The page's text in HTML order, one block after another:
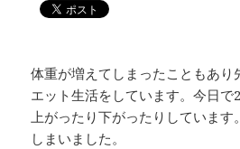
体重が増えてしまったこともあり
エット生活をしています。今日で
上がったり下がったりしています
しまいました。